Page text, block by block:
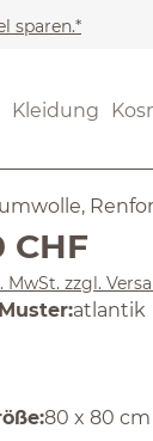
sparen.*
Kleidung
(4.89) 56
CHF
MwSt. zzgl.
:atlantik
auswählen
:80 x 80 cm